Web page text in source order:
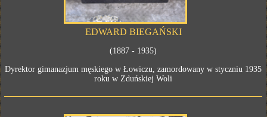
EDWARD BIEGAŃSKI
(1887 - 1935)
Dyrektor gimanazjum męskiego w Łowiczu, zamordowany w styczniu 1935
roku w Zduńskiej Woli